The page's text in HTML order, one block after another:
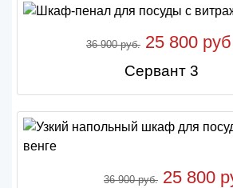
36 900 руб. 25 800
Сервант 3
36 900 руб. 25 800